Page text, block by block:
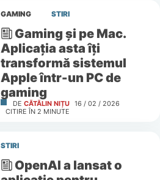
GAMING STIRI
Gaming și pe Mac.
Aplicația asta îți
transformă sistemul
Apple într-un PC de
gaming
DE CĂTĂLIN NIȚU 16 / 02 / 2026
CITIRE ÎN 2 MINUTE
STIRI
OpenAI a lansat o